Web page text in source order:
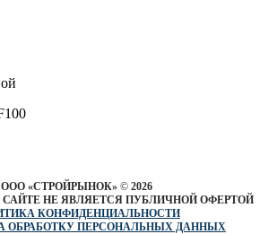
ООО «СТРОЙРЫНОК» © 2026
НЕ ЯВЛЯЕТСЯ ПУБЛИЧНОЙ ОФЕРТОЙ
КОНФИДЕНЦИАЛЬНОСТИ
ОБРАБОТКУ ПЕРСОНАЛЬНЫХ ДАННЫХ